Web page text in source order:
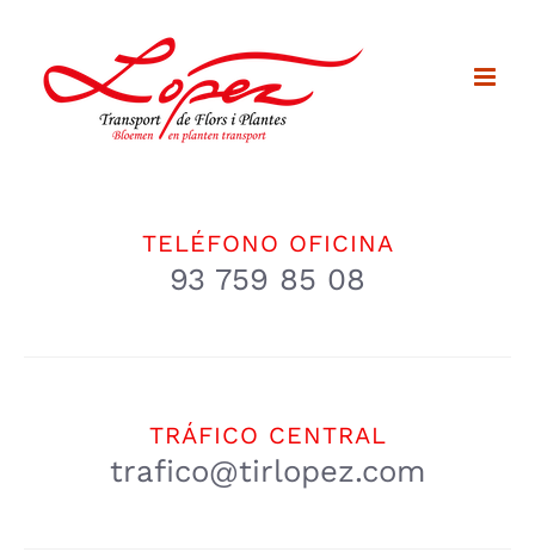
contenido
TELÉFONO OFICINA
93 759 85 08
TRÁFICO CENTRAL
trafico@tirlopez.com